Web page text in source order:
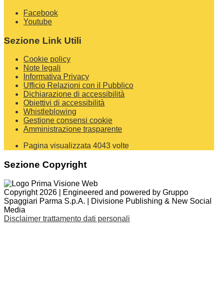
Facebook
Youtube
Sezione Link Utili
Cookie policy
Note legali
Informativa Privacy
Ufficio Relazioni con il Pubblico
Dichiarazione di accessibilità
Obiettivi di accessibilità
Whistleblowing
Gestione consensi cookie
Amministrazione trasparente
Pagina visualizzata 4043 volte
Sezione Copyright
Copyright 2026 | Engineered and powered by Gruppo
Spaggiari Parma S.p.A. | Divisione Publishing & New Social
Media
Disclaimer trattamento dati personali